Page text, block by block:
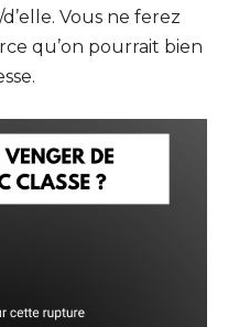
Vous ne ferez
qu’on pourrait bien